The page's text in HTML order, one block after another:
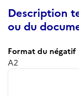
Description
ou du
Format du négatif
A2